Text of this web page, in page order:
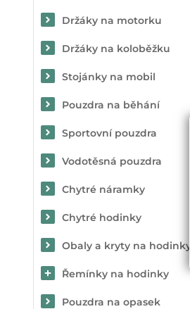
Držáky na motorku
Držáky na koloběžku
Stojánky na mobil
Pouzdra na běhání
Sportovní pouzdra
Vodotěsná pouzdra
Chytré náramky
Chytré hodinky
Obaly a kryty na hodinky
Řemínky na hodinky
Pouzdra na opasek